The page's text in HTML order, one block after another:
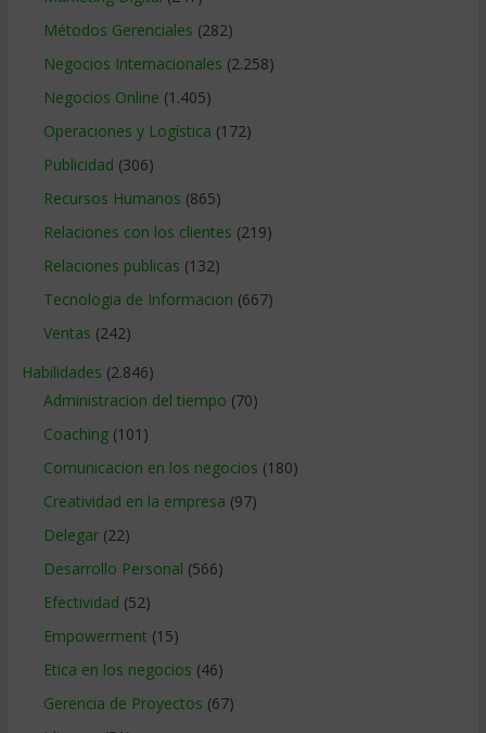
Métodos Gerenciales (282)
Negocios Internacionales (2.258)
Negocios Online (1.405)
Operaciones y Logística (172)
Publicidad (306)
Recursos Humanos (865)
Relaciones con los clientes (219)
Relaciones publicas (132)
Tecnologia de Informacion (667)
Ventas (242)
Habilidades (2.846)
Administracion del tiempo (70)
Coaching(101)
Comunicacion en los negocios (180)
Creatividad en la empresa (97)
Delegar(22)
Desarrollo Personal (566)
Efectividad (52)
Empowerment (15)
Etica en los negocios (46)
Gerencia de Proyectos (67)